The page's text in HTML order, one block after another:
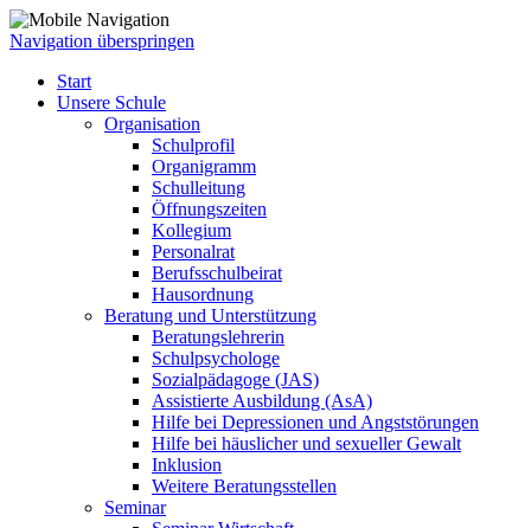
Navigation überspringen
Start
Unsere Schule
Organisation
Schulprofil
Organigramm
Schulleitung
Öffnungszeiten
Kollegium
Personalrat
Berufsschulbeirat
Hausordnung
Beratung und Unterstützung
Beratungslehrerin
Schulpsychologe
Sozialpädagoge (JAS)
Assistierte Ausbildung (AsA)
Hilfe bei Depressionen und Angststörungen
Hilfe bei häuslicher und sexueller Gewalt
Inklusion
Weitere Beratungsstellen
Seminar